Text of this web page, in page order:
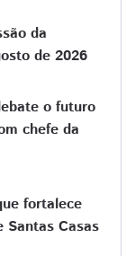
da
de 2026
o futuro
chefe da
fortalece
Santas Casas